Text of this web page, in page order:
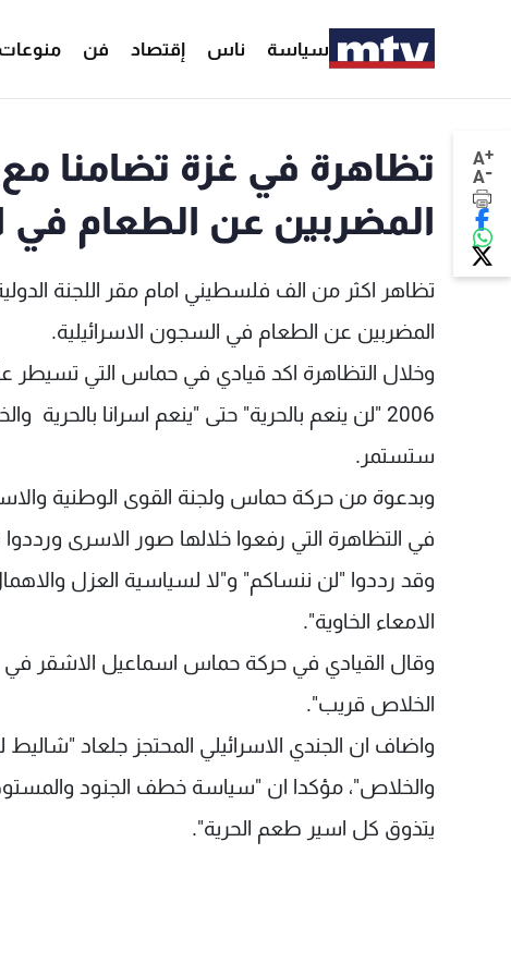
سياسة ناس إقتصاد فن منوعات
A+
A-
تظاهرة في غزة تضامنا
المضربين عن الطعام في
تظاهر اكثر من الف فلسطيني امام مقر اللجنة
المضربين عن الطعام في السجون الاسرائيلية.
وخلال التظاهرة اكد قيادي في حماس التي تسيطر
2006 "لن ينعم بالحرية" حتى "ينعم اسرانا
ستستمر.
وبدعوة من حركة حماس ولجنة القوى الوطنية
في التظاهرة التي رفعوا خلالها صور الاسرى
وقد رددوا "لن ننساكم" و"لا لسياسية العزل
الامعاء الخاوية".
وقال القيادي في حركة حماس اسماعيل الاشقر في
الخلاص قريب".
واضاف ان الجندي الاسرائيلي المحتجز جلعاد "شاليط
والخلاص"، مؤكدا ان "سياسة خطف الجنود
يتذوق كل اسير طعم الحرية".